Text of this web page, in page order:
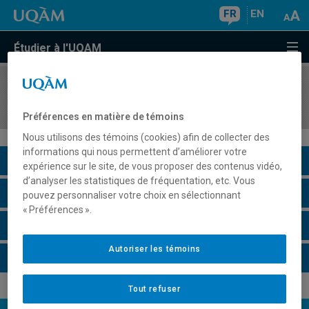
FR EN
Étudier à l'UQAM
COURS//
Description du cours
Horaire - Été 2026
Préférences en matière de témoins
Nous utilisons des témoins (cookies) afin de collecter des
informations qui nous permettent d’améliorer votre
expérience sur le site, de vous proposer des contenus vidéo,
d’analyser les statistiques de fréquentation, etc. Vous
pouvez personnaliser votre choix en sélectionnant
« Préférences ».
Tout refuser
Autoriser les témoins